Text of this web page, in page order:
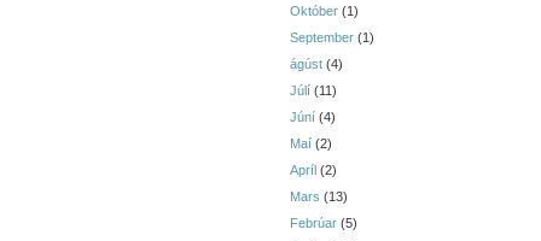
Október (1)
September (1)
ágúst (4)
Júlí (11)
Júní (4)
Maí (2)
Apríl (2)
Mars (13)
Febrúar (5)